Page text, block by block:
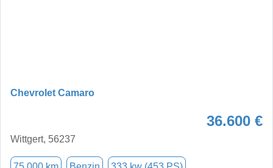
Chevrolet Camaro
36.600 €
Wittgert, 56237